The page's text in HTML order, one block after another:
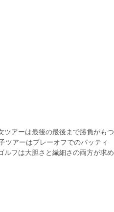
ツアーは最後の最後まで勝負がもつ
ツアーはプレーオフでのパッティ
ルフは大胆さと繊細さの両方が求め